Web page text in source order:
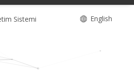
Sistemi English